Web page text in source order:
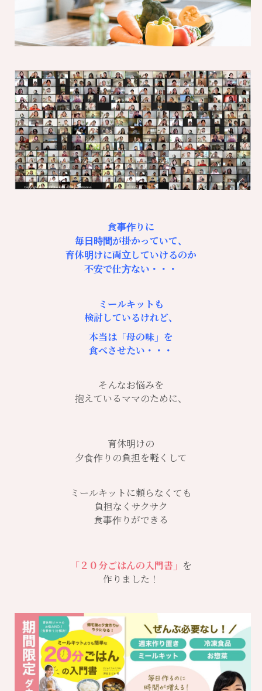
食事作りに
毎日時間が掛かっていて、
育休明けに両立していけるのか
不安で仕方ない・・・
ミールキットも
検討しているけれど、
本当は「母の味」を
食べさせたい・・・
そんなお悩みを
抱えているママのために、
育休明けの
夕食作りの負担を軽くして
ミールキットに頼らなくても
負担なくサクサク
食事作りができる
「２０分ごはんの入門書」
を
作りました！